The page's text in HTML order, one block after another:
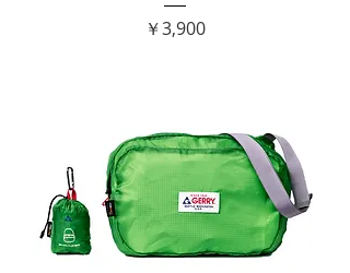
価格
￥3,900